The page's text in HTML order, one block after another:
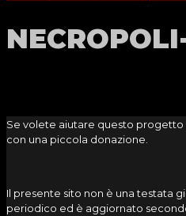
Se volete aiutare questo
con una piccola donazione.
Il presente sito non è una testata
periodico ed è aggiornato